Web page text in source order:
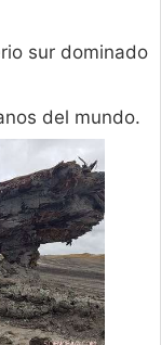
sur dominado
del mundo.